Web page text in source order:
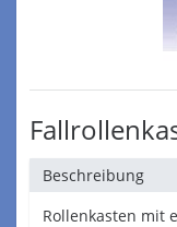
Beschreibung
Rollenkasten mit